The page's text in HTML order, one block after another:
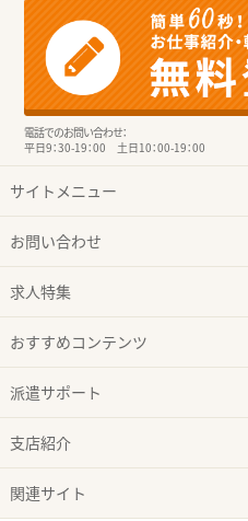
電話でのお問い合わせ：
平日9：30-19：00 土日10：00-19：00
サイトメニュー
お問い合わせ
求人特集
おすすめコンテンツ
派遣サポート
支店紹介
関連サイト